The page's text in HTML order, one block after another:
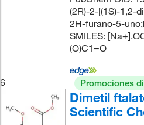
(2R)-2-[(1S)-1,2-
2H-furano-5-
SMILES:
(O)C1=O
6 Promociones
Dimetil
Scientific